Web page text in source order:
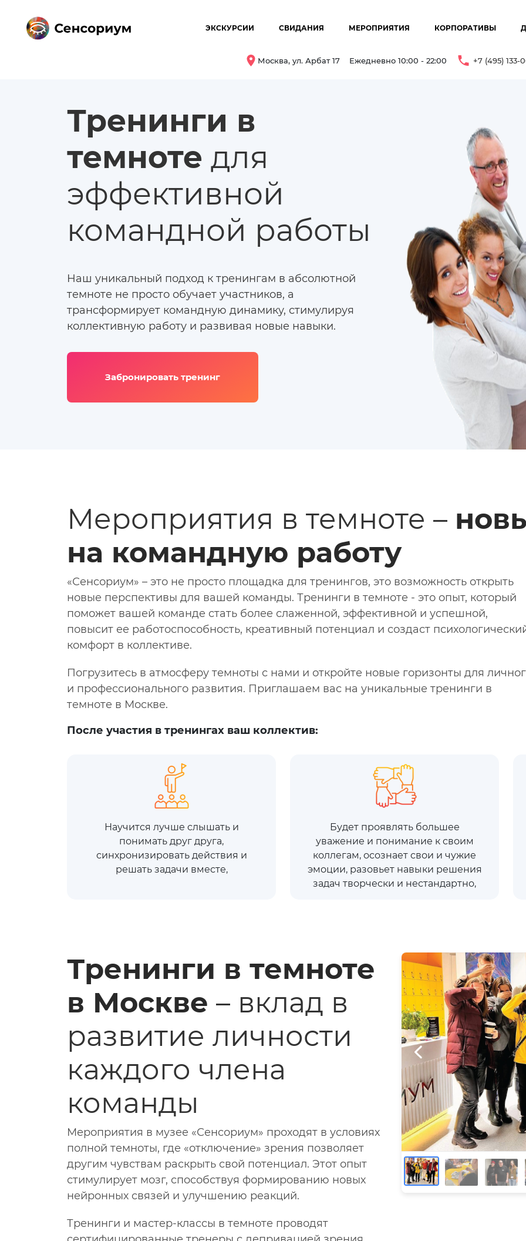
ЭКСКУРСИИ СВИДАНИЯ МЕРОПРИЯТИЯ КОРПОРАТИВЫ
Москва, ул. Арбат 17 Ежедневно 10:00 - 22:00 +7 (495) 133-
Тренинги в
темноте для
эффективной
командной работы
Наш уникальный подход к тренингам в абсолютной
темноте не просто обучает участников, а
трансформирует командную динамику, стимулируя
коллективную работу и развивая новые навыки.
Забронировать тренинг
Мероприятия в темноте –
на командную работу
«Сенсориум» – это не просто площадка для тренингов, это возможность открыть
новые перспективы для вашей команды. Тренинги в темноте - это опыт, который
поможет вашей команде стать более слаженной, эффективной и успешной,
повысит ее работоспособность, креативный потенциал и создаст
комфорт в коллективе.
Погрузитесь в атмосферу темноты с нами и откройте новые горизонты для
и профессионального развития. Приглашаем вас на уникальные тренинги в
темноте в Москве.
После участия в тренингах ваш коллектив:
Научится лучше слышать и
понимать друг друга,
синхронизировать действия и
решать задачи вместе,
Будет проявлять большее
уважение и понимание к своим
коллегам, осознает свои и чужие
эмоции, разовьет навыки решения
задач творчески и нестандартно,
Тренинги в темноте
в Москве – вклад в
развитие личности
каждого члена
команды
Мероприятия в музее «Сенсориум» проходят в условиях
полной темноты, где «отключение» зрения позволяет
другим чувствам раскрыть свой потенциал. Этот опыт
стимулирует мозг, способствуя формированию новых
нейронных связей и улучшению реакций.
Тренинги и мастер-классы в темноте проводят